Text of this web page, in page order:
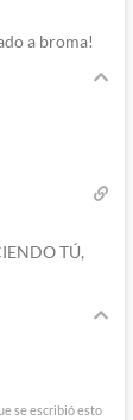
a broma!
TÚ,
se escribió esto